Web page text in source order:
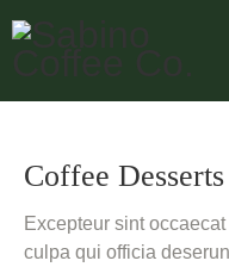
Coffee Desserts
Excepteur sint
culpa qui officia